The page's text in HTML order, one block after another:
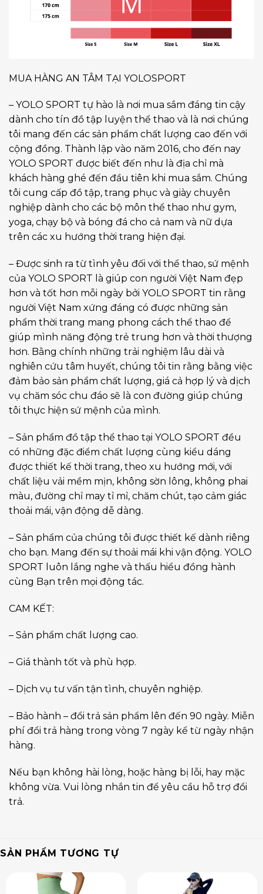
MUA HÀNG AN TÂM TẠI YOLOSPORT
– YOLO SPORT tự hào là nơi mua sắm đáng tin cậy
dành cho tín đồ tập luyện thể thao và là nơi chúng
tôi mang đến các sản phẩm chất lượng cao đến với
cộng đồng. Thành lập vào năm 2016, cho đến nay
YOLO SPORT được biết đến như là địa chỉ mà
khách hàng ghé đến đầu tiên khi mua sắm. Chúng
tôi cung cấp đồ tập, trang phục và giày chuyên
nghiệp dành cho các bộ môn thể thao như gym,
yoga, chạy bộ và bóng đá cho cả nam và nữ dựa
trên các xu hướng thời trang hiện đại.
– Được sinh ra từ tình yêu đối với thể thao, sứ mệnh
của YOLO SPORT là giúp con người Việt Nam đẹp
hơn và tốt hơn mỗi ngày bởi YOLO SPORT tin rằng
người Việt Nam xứng đáng có được những sản
phẩm thời trang mang phong cách thể thao để
giúp mình năng động trẻ trung hơn và thời thượng
hơn. Bằng chính những trải nghiệm lâu dài và
nghiên cứu tâm huyết, chúng tôi tin rằng bằng việc
đảm bảo sản phẩm chất lượng, giá cả hợp lý và dịch
vụ chăm sóc chu đáo sẽ là con đường giúp chúng
tôi thực hiện sứ mệnh của mình.
– Sản phẩm đồ tập thể thao tại YOLO SPORT đều
có những đặc điểm chất lượng cùng kiểu dáng
được thiết kế thời trang, theo xu hướng mới, với
chất liệu vải mềm mịn, không sờn lông, không phai
màu, đường chỉ may tỉ mỉ, chăm chút, tạo cảm giác
thoải mái, vận động dễ dàng.
– Sản phẩm của chúng tôi được thiết kế dành riêng
cho bạn. Mang đến sự thoải mái khi vận động. YOLO
SPORT luôn lắng nghe và thấu hiểu đồng hành
cùng Bạn trên mọi động tác.
CAM KẾT:
– Sản phẩm chất lượng cao.
– Giá thành tốt và phù hợp.
– Dịch vụ tư vấn tận tình, chuyên nghiệp.
– Bảo hành – đổi trả sản phẩm lên đến 90 ngày. Miễn
phí đổi trả hàng trong vòng 7 ngày kể từ ngày nhận
hàng.
Nếu bạn không hài lòng, hoặc hàng bị lỗi, hay mặc
không vừa. Vui lòng nhắn tin để yêu cầu hỗ trợ đổi
trả.
SẢN PHẨM TƯƠNG TỰ